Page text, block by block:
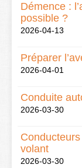
Démence :
possible ?
2026-04-13
Préparer
2026-04-01
Conduite
2026-03-30
volant
2026-03-30